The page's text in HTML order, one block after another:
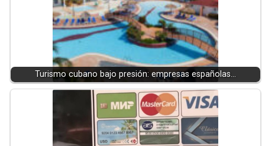
Turismo cubano bajo presión: empresas españolas…